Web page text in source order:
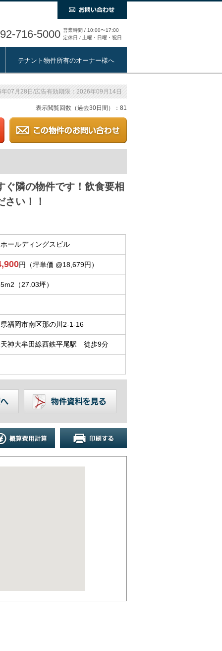
716-5000 営業時間 / 10:00〜17:00
定休日 / 土曜・日曜・祝日
テナント物件所有のオーナー様へ
07月28日/広告有効期限：2026年09月14日
表示閲覧回数（過去30日間）：81
ぐ隣の物件です！飲食要相
さい！！
ールディングスビル
円（坪単価 @18,679円）
2 （27.03坪）
福岡市南区那の川2-1-16
神大牟田線西鉄平尾駅 徒歩9分